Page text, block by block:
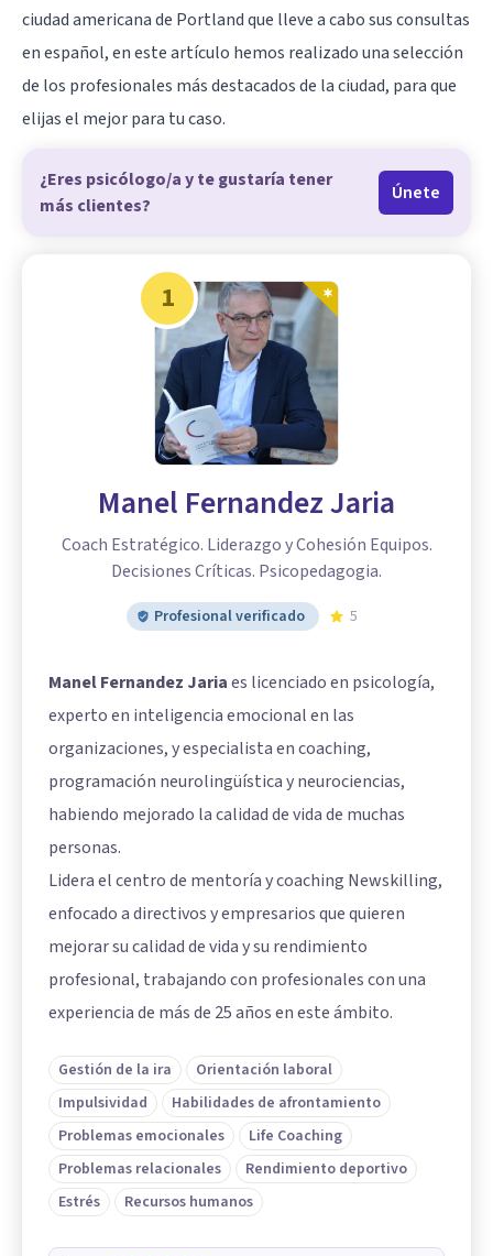
ciudad americana de Portlandque lleve a cabo sus consultas
en español, en este artículo hemos realizado una selección
de los profesionales más destacados de la ciudad, para que
elijas el mejor para tu caso.
¿Eres psicólogo/a y te gustaría tener
más clientes?
Únete
1
Manel Fernandez Jaria
Coach Estratégico. Liderazgo y Cohesión Equipos.
Decisiones Críticas. Psicopedagogia.
Profesional verificado 5
Manel Fernandez Jariaes licenciado en psicología,
experto en inteligencia emocional en las
organizaciones, y especialista en coaching,
programación neurolingüística y neurociencias,
habiendo mejorado la calidad de vida de muchas
personas.
Lidera el centro de mentoría y coaching Newskilling,
enfocado a directivos y empresarios que quieren
mejorar su calidad de vida y su rendimiento
profesional, trabajando con profesionales con una
experiencia de más de 25 años en este ámbito.
Gestión de la ira
Orientación laboral
Impulsividad
Habilidades de afrontamiento
Problemas emocionales
Life Coaching
Problemas relacionales
Rendimiento deportivo
Estrés
Recursos humanos